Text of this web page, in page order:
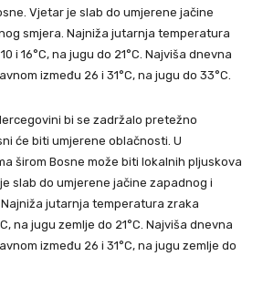
Vjetar je slab do umjerene jačine
smjera. Najniža jutarnja temperatura
i 16°C, na jugu do 21°C. Najviša dnevna
između 26 i 31°C, na jugu do 33°C.
bi se zadržalo pretežno
će biti umjerene oblačnosti. U
širom Bosne može biti lokalnih pljuskova
slab do umjerene jačine zapadnog i
jutarnja temperatura zraka
na jugu zemlje do 21°C. Najviša dnevna
između 26 i 31°C, na jugu zemlje do